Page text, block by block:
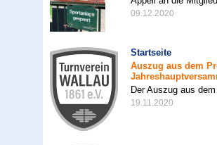
09.12.2020
Startseite
Auszug aus dem
Der Auszug aus
19.11.2020